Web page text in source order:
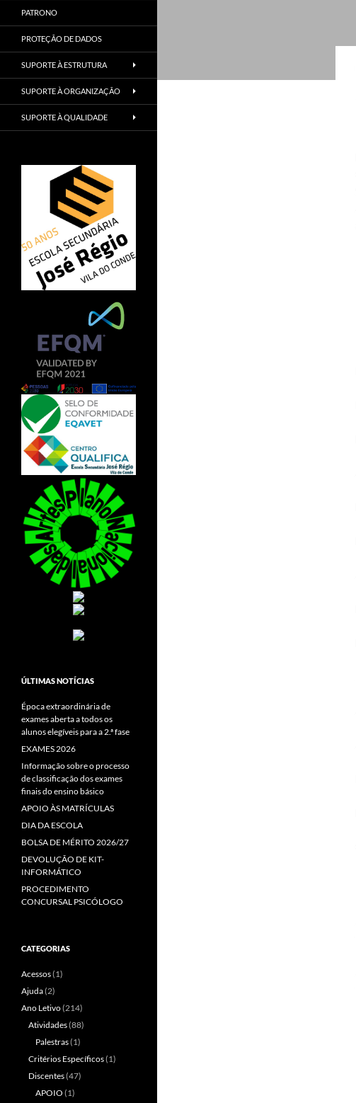
PATRONO
PROTEÇÃO DE DADOS
SUPORTE À ESTRUTURA
SUPORTE À ORGANIZAÇÃO
SUPORTE À QUALIDADE
ÚLTIMAS NOTÍCIAS
Época extraordinária de
exames aberta a todos os
alunos elegíveis para a 2.ª fase
EXAMES 2026
Informação sobre o processo
de classificação dos exames
finais do ensino básico
APOIO ÀS MATRÍCULAS
DIA DA ESCOLA
BOLSA DE MÉRITO 2026/27
DEVOLUÇÃO DE KIT-
INFORMÁTICO
PROCEDIMENTO
CONCURSAL PSICÓLOGO
CATEGORIAS
Acessos(1)
Ajuda(2)
Ano Letivo(214)
Atividades(88)
Palestras(1)
Critérios Específicos(1)
Discentes(47)
APOIO (1)